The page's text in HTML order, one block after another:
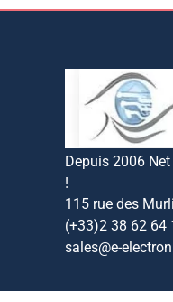
Depuis 2006
!
115 rue des
(+33)2 38 62 64
sales@e-